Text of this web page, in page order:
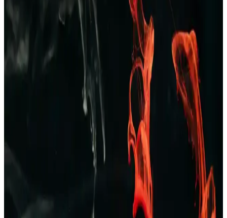
boyu konfor sağlar.
Erkekler İçin Kareli Pijama Seçenekleri: Rahat ve
Şık Ev Giyim Tarzları
Kareli pijamalar, erkekler arasında popüler olup, rahatlık ve şıklığı
bir arada sunar. Farklı modeller ve kumaş seçenekleriyle ev
giyiminde ideal tercihlerin başında gelir.
Erkekler İçin Zara Pantolon ve Kot Seçenekleri:
Tarzınızı Yansıtan Şık ve Konforlu Koleksiyonlar
Zara’nın geniş erkek pantolon ve kot koleksiyonlarıyla şıklık ve
konforu bir arada yakalayın. Günlük ve resmi tarzlara uygun
modellerle kendinizi ifade edin.
TAMPAP Erkek Baskılı Kısa Kollu Pijama Takımı
TAMPAP erkek baskılı kısa kollu pijama takımı, hafif, nefes alabilir
pamuklu kumaşı ve şık tasarımıyla yaz aylarına uygun konfor sağlar.